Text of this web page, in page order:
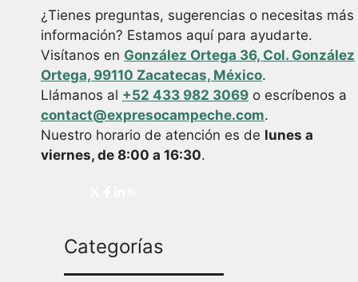
¿Tienes preguntas, sugerencias o necesitas más
información? Estamos aquí para ayudarte.
Visítanos en González Ortega 36, Col. González
Ortega, 99110 Zacatecas, México.
Llámanos al +52 433 982 3069 o escríbenos a
contact@expresocampeche.com.
Nuestro horario de atención es de lunes a
viernes, de 8:00 a 16:30.
Categorías